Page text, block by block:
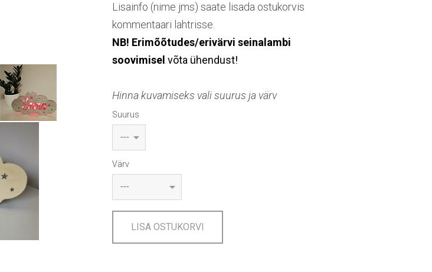
Lisainfo (nime jms) saate lisada ostukorvis
kommentaari lahtrisse.
NB! Erimõõtudes/erivärvi seinalambi
soovimisel võta ühendust!
Hinna kuvamiseks vali suurus ja värv
Suurus
Värv
LISA OSTUKORVI